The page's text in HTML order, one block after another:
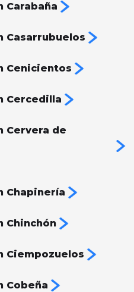
Carabaña
Casarrubuelos
Cenicientos
Cercedilla
Cervera de
Chapinería
Chinchón
Ciempozuelos
Cobeña